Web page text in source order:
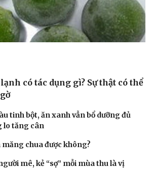
có tác dụng gì? Sự thật có thể
tinh bột, ăn xanh vẫn bổ dưỡng đủ
lo tăng cân
chua được không?
mê, kẻ “sợ” mỗi mùa thu là vị